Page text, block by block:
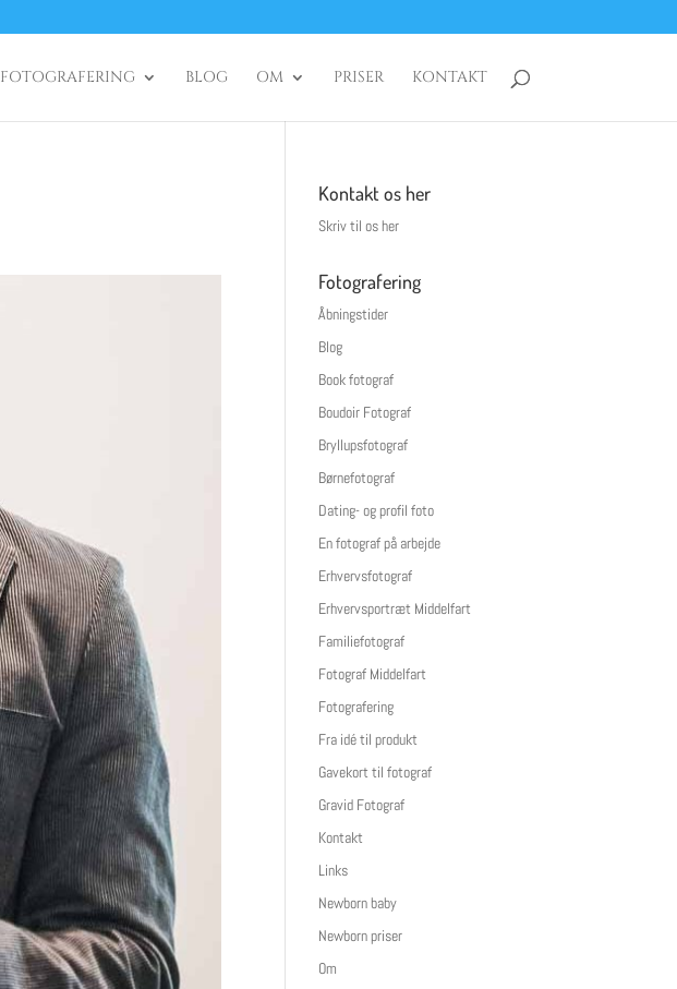
FOTOGRAFERING BLOG OM PRISER KONTAKT
Kontakt os her
Skriv til os her
Fotografering
Åbningstider
Blog
Book fotograf
Boudoir Fotograf
Bryllupsfotograf
Børnefotograf
Dating- og profil foto
En fotograf på arbejde
Erhvervsfotograf
Erhvervsportræt Middelfart
Familiefotograf
Fotograf Middelfart
Fotografering
Fra idé til produkt
Gavekort til fotograf
Gravid Fotograf
Kontakt
Links
Newborn baby
Newborn priser
Om